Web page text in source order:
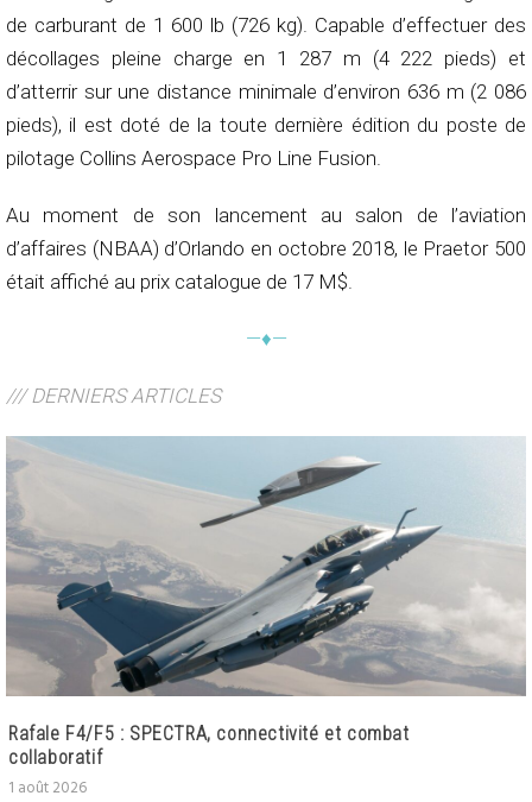
de carburant de 1 600 lb (726 kg). Capable d’effectuer des
décollages pleine charge en 1 287 m (4 222 pieds) et
d’atterrir sur une distance minimale d’environ 636 m (2 086
pieds), il est doté de la toute dernière édition du poste de
pilotage Collins Aerospace Pro Line Fusion.
Au moment de son lancement au salon de l’aviation
d’affaires (NBAA) d’Orlando en octobre 2018, le Praetor 500
était affiché au prix catalogue de 17 M$.
—♦—
/// DERNIERS ARTICLES
Rafale F4/F5 : SPECTRA, connectivité et combat
collaboratif
1 août 2026